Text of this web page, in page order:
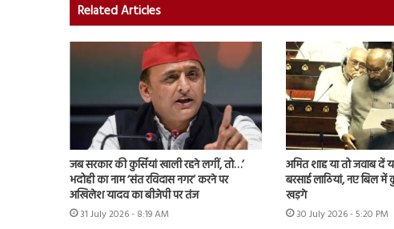
Related Articles
जब सरकार की कुर्सियां खाली रहने लगीं, तो…’
भदोही का नाम ‘संत रविदास नगर’ करने पर
अखिलेश यादव का बीजेपी पर तंज
31 July 2026 - 8:19 AM
अमित शाह या तो जवाब दें
बरसाई लाठियां, नए बिल में
खड़गे
30 July 2026 - 5:20 PM